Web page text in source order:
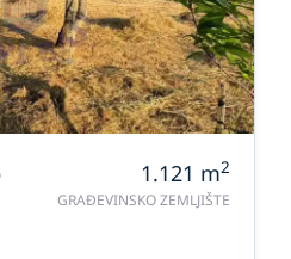
1.121 m2
GRAĐEVINSKO ZEMLJIŠTE